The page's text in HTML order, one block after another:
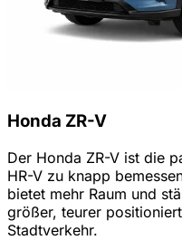
Honda ZR-V
Der Honda ZR-V ist die
HR-V zu knapp
bietet mehr Raum und
größer, teurer
Stadtverkehr.